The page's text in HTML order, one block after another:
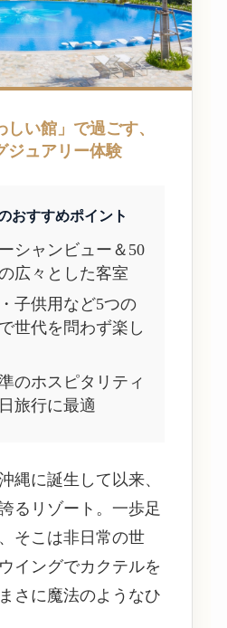
しい館」で過ごす、
ジュアリー体験
おすすめポイント
シャンビュー＆50
広々とした客室
子供用など5つの
世代を問わず楽し
のホスピタリティ
旅行に最適
縄に誕生して以来、
るリゾート。一歩足
そこは非日常の世
イングでカクテルを
さに魔法のようなひ